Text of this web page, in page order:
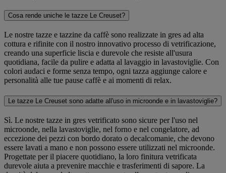
Cosa rende uniche le tazze Le Creuset?
Le nostre tazze e tazzine da caffè sono realizzate in gres ad alta
cottura e rifinite con il nostro innovativo processo di vetrificazione,
creando una superficie liscia e durevole che resiste all'usura
quotidiana, facile da pulire e adatta al lavaggio in lavastoviglie. Con
colori audaci e forme senza tempo, ogni tazza aggiunge calore e
personalità alle tue pause caffè e ai momenti di relax.
Le tazze Le Creuset sono adatte all'uso in microonde e in lavastoviglie?
Sì. Le nostre tazze in gres vetrificato sono sicure per l'uso nel
microonde, nella lavastoviglie, nel forno e nel congelatore, ad
eccezione dei pezzi con bordo dorato o decalcomanie, che devono
essere lavati a mano e non possono essere utilizzati nel microonde.
Progettate per il piacere quotidiano, la loro finitura vetrificata
durevole aiuta a prevenire macchie e trasferimenti di sapore. La